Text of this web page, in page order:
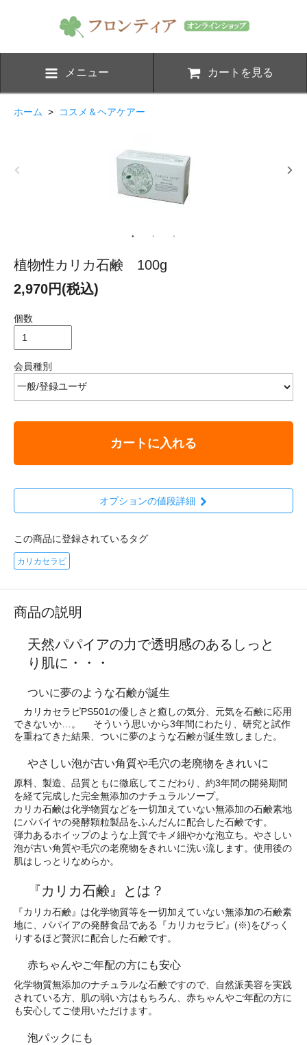
メニュー カートを見る
ホーム > コスメ＆ヘアケアー
植物性カリカ石鹸 100g
2,970円(税込)
個数
会員種別
カートに入れる
オプションの値段詳細
この商品に登録されているタグ
カリカセラピ
商品の説明
天然パパイアの力で透明感のあるしっと
り肌に・・・
ついに夢のような石鹸が誕生
カリカセラピPS501の優しさと癒しの気分、元気を石鹸に応用
できないか…。 そういう思いから3年間にわたり、研究と試作
を重ねてきた結果、ついに夢のような石鹸が誕生致しました。
やさしい泡が古い角質や毛穴の老廃物をきれいに
原料、製造、品質ともに徹底してこだわり、約3年間の開発期間
を経て完成した完全無添加のナチュラルソープ。
カリカ石鹸は化学物質などを一切加えていない無添加の石鹸素地
にパパイヤの発酵顆粒製品をふんだんに配合した石鹸です。
弾力あるホイップのような上質でキメ細やかな泡立ち。やさしい
泡が古い角質や毛穴の老廃物をきれいに洗い流します。使用後の
肌はしっとりなめらか。
『カリカ石鹸』とは？
『カリカ石鹸』は化学物質等を一切加えていない無添加の石鹸素
地に、パパイアの発酵食品である『カリカセラピ』(※)をびっく
りするほど贅沢に配合した石鹸です。
赤ちゃんやご年配の方にも安心
化学物質無添加のナチュラルな石鹸ですので、自然派美容を実践
されている方、肌の弱い方はもちろん、赤ちゃんやご年配の方に
も安心してご使用いただけます。
泡パックにも